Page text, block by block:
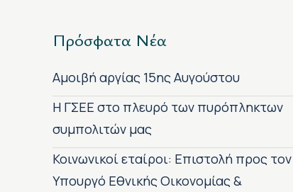
Πρόσφατα Νέα
Αμοιβή αργίας 15ης Αυγούστου
H ΓΣΕΕ στο πλευρό των πυρόπληκτων
συμπολιτών μας
Κοινωνικοί εταίροι: Επιστολή προς τον
Υπουργό Εθνικής Οικονομίας &